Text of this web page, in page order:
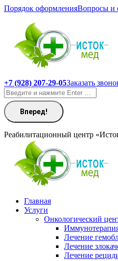
Перейти
содержанию
Порядок оформленияВопросы и
+7 (928) 207-29-05Заказать
Поиск:
Реабилитационный центр
Главная
Услуги
Онкологический
Лечение
Лечение
Лечение